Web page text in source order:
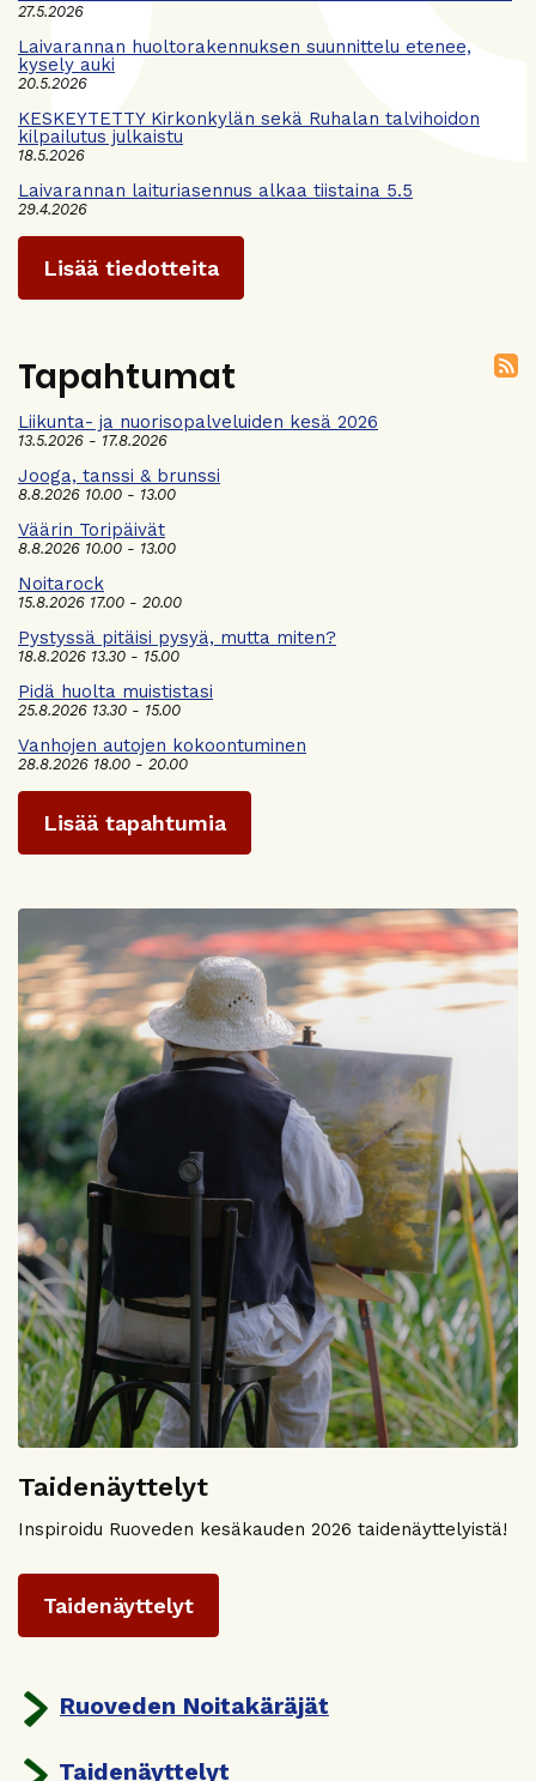
27.5.2026
Laivarannan huoltorakennuksen suunnittelu etenee,
kysely auki
20.5.2026
KESKEYTETTY Kirkonkylän sekä Ruhalan talvihoidon
kilpailutus julkaistu
18.5.2026
Laivarannan laituriasennus alkaa tiistaina 5.5
29.4.2026
Lisää tiedotteita
Tapahtumat
Liikunta- ja nuorisopalveluiden kesä 2026
13.5.2026 - 17.8.2026
Jooga, tanssi & brunssi
8.8.2026 10.00 - 13.00
Väärin Toripäivät
8.8.2026 10.00 - 13.00
Noitarock
15.8.2026 17.00 - 20.00
Pystyssä pitäisi pysyä, mutta miten?
18.8.2026 13.30 - 15.00
Pidä huolta muististasi
25.8.2026 13.30 - 15.00
Vanhojen autojen kokoontuminen
28.8.2026 18.00 - 20.00
Lisää tapahtumia
Taidenäyttelyt
Inspiroidu Ruoveden kesäkauden 2026 taidenäyttelyistä!
Taidenäyttelyt
Ruoveden Noitakäräjät
Taidenäyttelyt